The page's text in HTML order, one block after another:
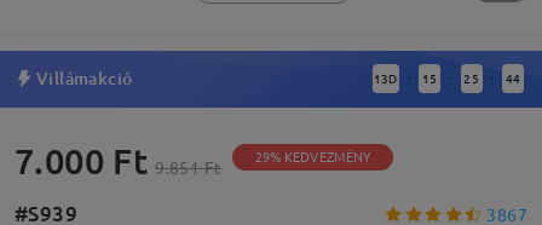
Villámakció 13D : 15 : 25 : 43
7.000 Ft 9.851 Ft 29% KEDVEZMÉNY
#S939 3867